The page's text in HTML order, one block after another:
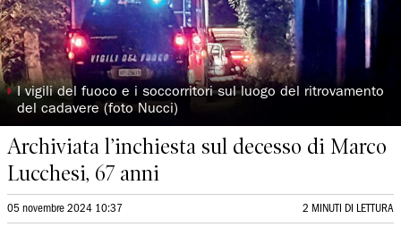
◗I vigili del fuoco e i soccorritori sul luogo del ritrovamento
del cadavere (foto Nucci)
Archiviata l’inchiesta sul decesso di Marco
Lucchesi, 67 anni
05 novembre 2024 10:37 2 MINUTI DI LETTURA